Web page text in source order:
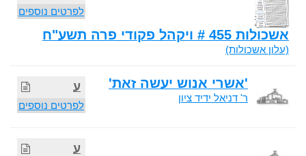
לפרטים נוספים
אשכולות 455 # ויקהל פקודי פרה תשע"ח
(עלון אשכולות)
ע
לפרטים נוספים
'אשרי אנוש יעשה זאת'
ר' דניאל ידיד ציון
ע